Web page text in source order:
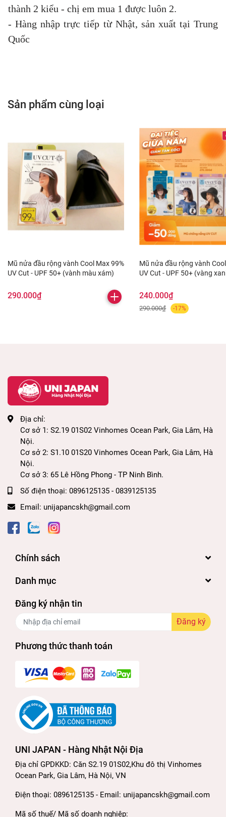
thành 2 kiểu - chị em mua 1 được luôn 2.
- Hàng nhập trực tiếp từ Nhật, sản xuất tại Trung
Quốc
Sản phẩm cùng loại
Mũ nửa đầu rộng vành Cool Max 99%
UV Cut - UPF 50+ (vành màu xám)
290.000₫
Mũ nửa đầu rộng vành
UV Cut - UPF 50+ (vàng
240.000₫
290.000₫ -17%
Địa chỉ:
Cơ sở 1: S2.19 01S02 Vinhomes Ocean Park, Gia Lâm, Hà
Nội.
Cơ sở 2: S1.10 01S20 Vinhomes Ocean Park, Gia Lâm, Hà
Nội.
Cơ sở 3: 65 Lê Hồng Phong - TP Ninh Bình.
Số điện thoại: 0896125135 - 0839125135
Email: unijapancskh@gmail.com
Chính sách
Danh mục
Đăng ký nhận tin
Đăng ký
Phương thức thanh toán
UNI JAPAN - Hàng Nhật Nội Địa
Địa chỉ GPDKKD: Căn S2.19 01S02,Khu đô thị Vinhomes
Ocean Park, Gia Lâm, Hà Nội, VN
Điện thoại: 0896125135 - Email: unijapancskh@gmail.com
Mã số thuế/ Mã số doanh nghiệp: